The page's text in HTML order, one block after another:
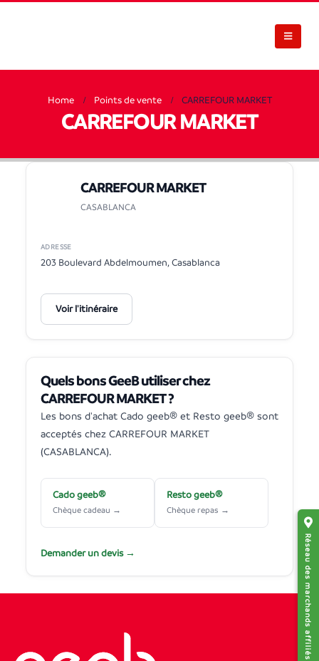
Réseau des marchands affiliés
Home Points de vente CARREFOUR MARKET
CARREFOUR MARKET
CARREFOUR MARKET
CASABLANCA
ADRESSE
203 Boulevard Abdelmoumen, Casablanca
Voir l'itinéraire
Quels bons GeeB utiliser chez
CARREFOUR MARKET ?
Les bons d'achat Cado geeb® et Resto geeb® sont
acceptés chez CARREFOUR MARKET
(CASABLANCA).
Cado geeb®
Chèque cadeau →
Resto geeb®
Chèque repas →
Demander un devis →